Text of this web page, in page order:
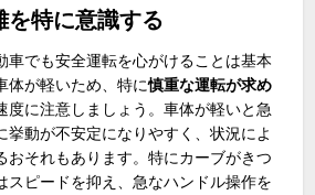
を特に意識する
車でも安全運転を心がけることは基本
体が軽いため、特に慎重な運転が求め
度に注意しましょう。車体が軽いと急
挙動が不安定になりやすく、状況によ
おそれもあります。特にカーブがきつ
スピードを抑え、急なハンドル操作を